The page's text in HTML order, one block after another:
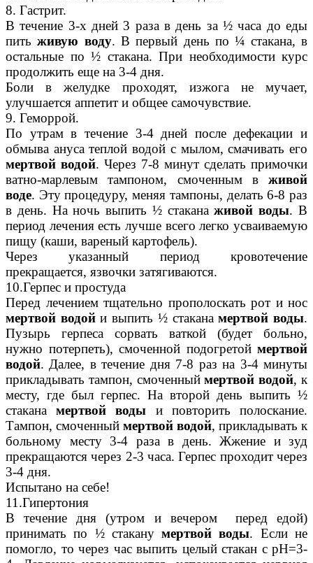
8. Гастрит.
В течение 3-х дней 3 раза в день за ½ часа до еды
питьживую воду. В первый день по ¼ стакана, в
остальные по ½ стакана. При необходимости курс
продолжить еще на 3-4 дня.
Боли в желудке проходят, изжога не мучает,
улучшается аппетит и общее самочувствие.
9. Геморрой.
По утрам в течение 3-4 дней после дефекации и
обмыва ануса теплой водой с мылом, смачивать его
мертвой водой. Через 7-8 минут сделать примочки
ватно-марлевым тампоном, смоченным в живой
воде. Эту процедуру, меняя тампоны, делать 6-8 раз
в день. На ночь выпить ½ стаканаживой воды. В
период лечения есть лучше всего легко усваиваемую
пищу (каши, вареный картофель).
Через указанный период кровотечение
прекращается, язвочки затягиваются.
10.Герпес и простуда
Перед лечением тщательно прополоскать рот и нос
мертвой водойи выпить ½ стаканамертвой воды.
Пузырь герпеса сорвать ваткой (будет больно,
нужно потерпеть), смоченной подогретой мертвой
водой. Далее, в течение дня 7-8 раз на 3-4 минуты
прикладывать тампон, смоченныймертвой водой, к
месту, где был герпес. На второй день выпить ½
стаканамертвой воды и повторить полоскание.
Тампон, смоченный мертвой водой, прикладывать к
больному месту 3-4 раза в день. Жжение и зуд
прекращаются через 2-3 часа. Герпес проходит через
3-4 дня.
Испытано на себе!
11.Гипертония
В течение дня (утром и вечером перед едой)
принимать по ½ стаканумертвой воды. Если не
помогло, то через час выпить целый стакан с рН=3-